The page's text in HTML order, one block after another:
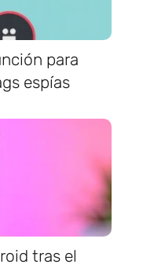
para
espías
tras el